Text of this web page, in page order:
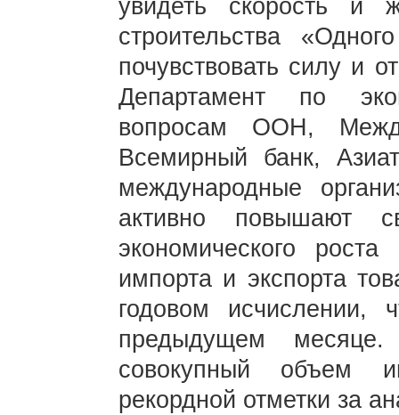
увидеть скорость и
строительства
почувствовать силу и
Департамент по
вопросам ООН,
Всемирный банк,
международные
активно повышают
экономического
импорта и экспорта
годовом
предыдущем
совокупный объем
рекордной отметки за